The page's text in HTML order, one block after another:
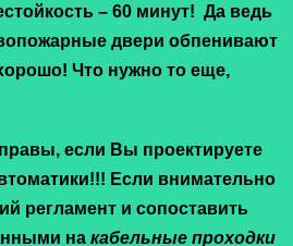
– 60 минут! Да ведь
двери обпенивают
Что нужно то еще,
если Вы проектируете
Если внимательно
регламент и сопоставить
на кабельные проходки